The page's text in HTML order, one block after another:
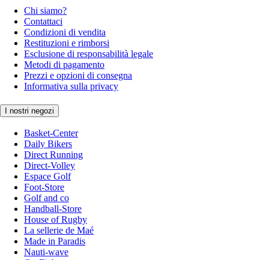
Chi siamo?
Contattaci
Condizioni di vendita
Restituzioni e rimborsi
Esclusione di responsabilità legale
Metodi di pagamento
Prezzi e opzioni di consegna
Informativa sulla privacy
I nostri negozi
Basket-Center
Daily Bikers
Direct Running
Direct-Volley
Espace Golf
Foot-Store
Golf and co
Handball-Store
House of Rugby
La sellerie de Maé
Made in Paradis
Nauti-wave